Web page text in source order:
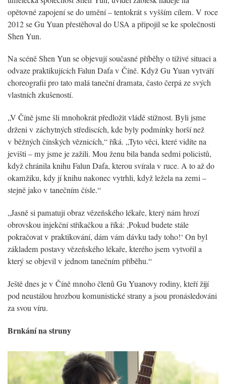
opětovné zapojení se do umění – tentokrát s vyšším cílem. V roce
2012 se Gu Yuan přestěhoval do USA a připojil se ke společnosti
Shen Yun.
Na scéně Shen Yun se objevují současné příběhy o tíživé situaci a
odvaze praktikujících Falun Dafa v Číně. Když Gu Yuan vytváří
choreografii pro tato malá taneční dramata, často čerpá ze svých
vlastních zkušeností.
„V Číně jsme šli mnohokrát předložit vládě stížnost. Byli jsme
drženi v záchytných střediscích, kde byly podmínky horší než
v běžných čínských věznicích,“ říká. „Tyto věci, které vidíte na
jevišti – my jsme je zažili. Mou ženu bila banda sedmi policistů,
když chránila knihu Falun Dafa, kterou svírala v ruce. A to až do
okamžiku, kdy jí knihu nakonec vytrhli, když ležela na zemi –
stejně jako v tanečním čísle.“
„Jasně si pamatuji obraz vězeňského lékaře, který nám hrozí
obrovskou injekční stříkačkou a říká: ,Pokud budete stále
pokračovat v praktikování, dám vám dávku tady toho!‘ On byl
základem postavy vězeňského lékaře, kterého jsem vytvořil a
který se objevil v jednom tanečním příběhu.“
Ještě dnes je v Číně mnoho členů Gu Yuanovy rodiny, kteří žijí
pod neustálou hrozbou komunistické strany a jsou pronásledováni
za svou víru.
Brnkání na struny